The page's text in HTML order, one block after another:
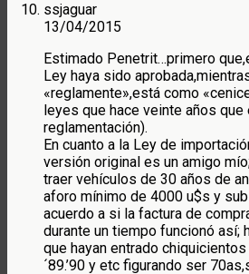
ssjaguar
13/04/2015
Estimado Penetrit…primero
Ley haya sido
«reglamente»,está como
leyes que hace veinte años que
reglamentación).
En cuanto a la Ley de
versión original es un amigo
traer vehículos de 30 años de
aforo mínimo de 4000 u$s y
acuerdo a si la factura de
durante un tiempo funcionó así;
que hayan entrado
´89.’90 y etc figurando ser